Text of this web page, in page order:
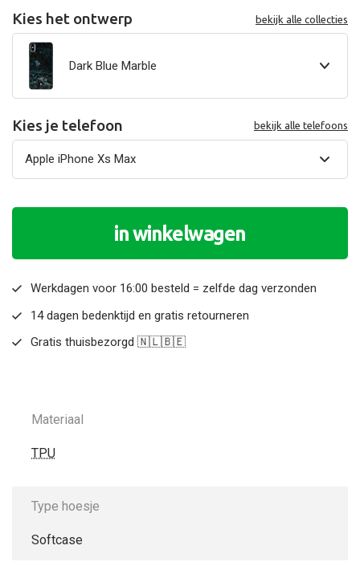
Kies het ontwerp bekijk alle collecties
Dark Blue Marble
Kies je telefoon bekijk alle telefoons
in winkelwagen
Werkdagen voor 16:00 besteld = zelfde dag verzonden
14 dagen bedenktijd en gratis retourneren
Gratis thuisbezorgd 🇳🇱🇧🇪
Materiaal
TPU
Type hoesje
Softcase